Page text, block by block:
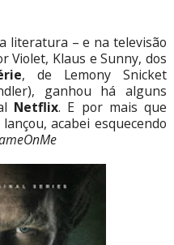
literatura – e na televisão
Violet, Klaus e Sunny, dos
, de Lemony Snicket
ganhou há alguns
Netflix. E por mais que
acabei esquecendo